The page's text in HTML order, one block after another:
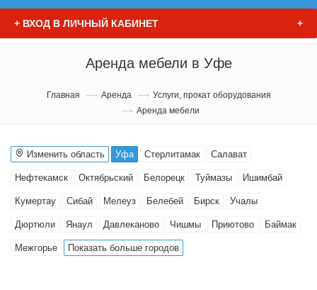
+ ВХОД В ЛИЧНЫЙ КАБИНЕТ
Аренда мебели в Уфе
Главная Аренда
Услуги, прокат оборудования
Аренда мебели
Изменить область Уфа Стерлитамак Салават
Нефтекамск Октябрьский Белорецк Туймазы Ишимбай
Кумертау Сибай Мелеуз Белебей Бирск Учалы
Дюртюли Янаул Давлеканово Чишмы Приютово Баймак
Межгорье Показать больше городов